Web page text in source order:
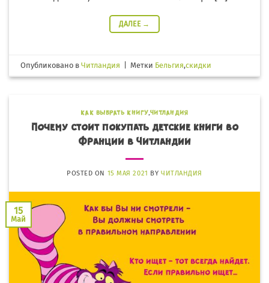
ДАЛЕЕ →
Опубликовано вЧитландия Метки Бельгия,скидки
КАК ВЫБРАТЬ КНИГУ,ЧИТЛАНДИЯ
Почему стоит покупать детские книги во
Франции в Читландии
POSTED ON 15 МАЯ 2021 BY ЧИТЛАНДИЯ
15
Май